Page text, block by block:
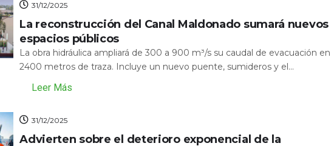
31/12/2025
La reconstrucción del Canal Maldonado sumará nuevos
espacios públicos
La obra hidráulica ampliará de 300 a 900 m³/s su caudal de evacuación en
2400 metros de traza. Incluye un nuevo puente, sumideros y el...
Leer Más
31/12/2025
Advierten sobre el deterioro exponencial de la